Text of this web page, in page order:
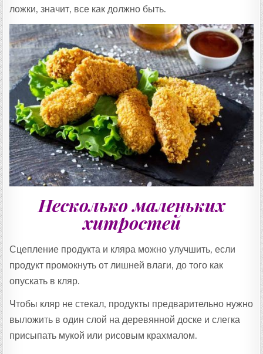
ложки, значит, все как должно быть.
Несколько маленьких
хитростей
Сцепление продукта и кляра можно улучшить, если
продукт промокнуть от лишней влаги, до того как
опускать в кляр.
Чтобы кляр не стекал, продукты предварительно нужно
выложить в один слой на деревянной доске и слегка
присыпать мукой или рисовым крахмалом.